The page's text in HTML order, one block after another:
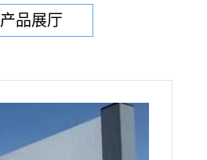
产品展厅